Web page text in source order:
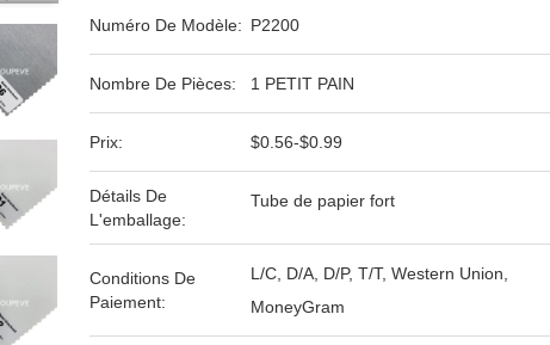
Numéro De Modèle: P2200
Nombre De Pièces: 1 PETIT PAIN
Prix: $0.56-$0.99
Détails De
L'emballage:
Tube de papier fort
Conditions De
Paiement:
L/C, D/A, D/P, T/T, Western Union,
MoneyGram